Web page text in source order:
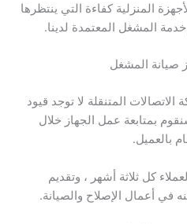
المنزلية كفاءة التي ينتظرها
خدمة المشغل المعتمدة لدينا.
صيانة المشغل
المتنقلة لا توجد قيود
بمتابعة عمل الجهاز خلال
بالعميل.
كل ثلاثة أشهر ، وتقديم
في أعمال الإصلاح والصيانة.